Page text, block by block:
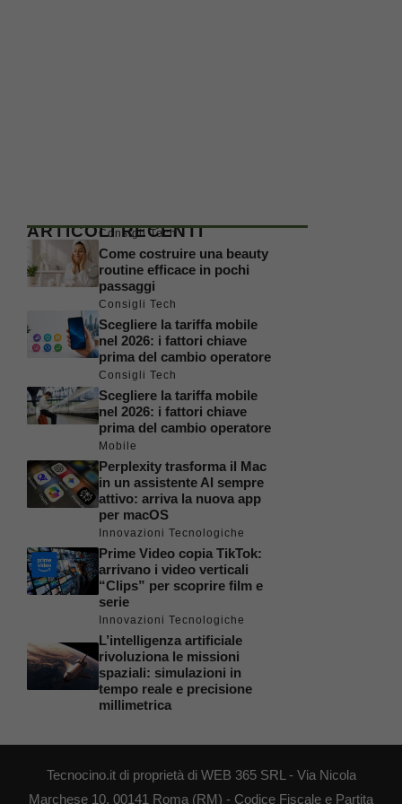
ARTICOLI RECENTI
Consigli Tech
Come costruire una beauty
routine efficace in pochi
passaggi
Consigli Tech
Scegliere la tariffa mobile
nel 2026: i fattori chiave
prima del cambio operatore
Consigli Tech
Scegliere la tariffa mobile
nel 2026: i fattori chiave
prima del cambio operatore
Mobile
Perplexity trasforma il Mac
in un assistente AI sempre
attivo: arriva la nuova app
per macOS
Innovazioni Tecnologiche
Prime Video copia TikTok:
arrivano i video verticali
“Clips” per scoprire film e
serie
Innovazioni Tecnologiche
L’intelligenza artificiale
rivoluziona le missioni
spaziali: simulazioni in
tempo reale e precisione
millimetrica
Tecnocino.it di proprietà di WEB 365 SRL - Via Nicola
Marchese 10, 00141 Roma (RM) - Codice Fiscale e Partita